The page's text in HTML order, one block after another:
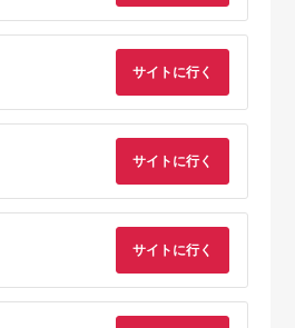
お花屋さんのカフェ
ランチセットご利用券
「ホテル ラ・スイー
ト神戸ハーバーラン
ド」レストランディ
ー券
サイトに行く
サイトに行く
サイトに行く